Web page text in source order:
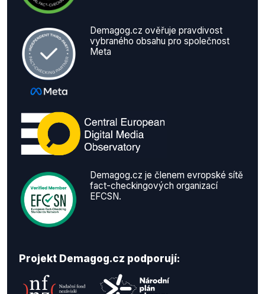
Demagog.cz ověřuje pravdivost
vybraného obsahu pro společnost
Meta
Demagog.cz je členem evropské sítě
fact-checkingových organizací
EFCSN.
Projekt Demagog.cz podporují: